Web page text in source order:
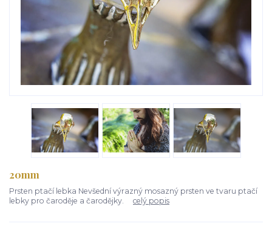
20mm
Prsten ptačí lebka Nevšední výrazný mosazný prsten ve tvaru ptačí
lebky pro čaroděje a čarodějky. celý popis